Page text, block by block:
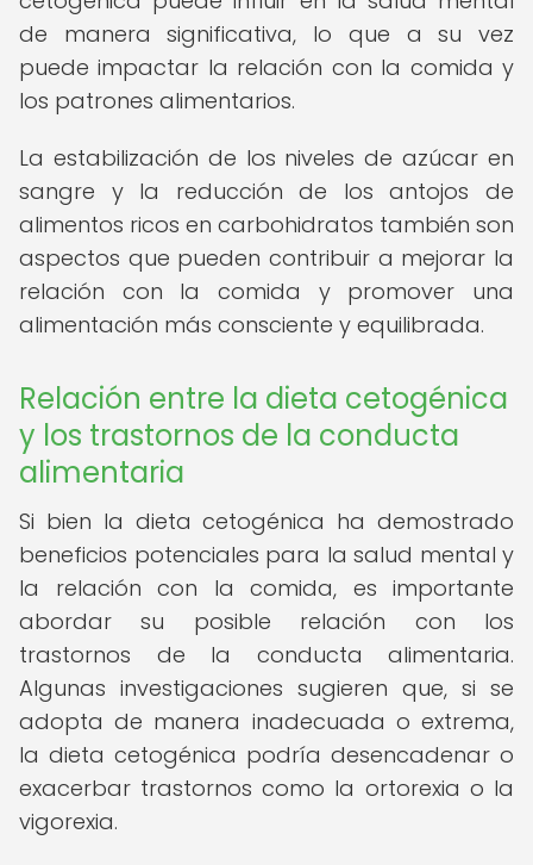
de manera significativa, lo que a su vez
puede impactar la relación con la comida y
los patrones alimentarios.
La estabilización de los niveles de azúcar en
sangre y la reducción de los antojos de
alimentos ricos en carbohidratos también son
aspectos que pueden contribuir a mejorar la
relación con la comida y promover una
alimentación más consciente y equilibrada.
Relación entre la dieta cetogénica
y los trastornos de la conducta
alimentaria
Si bien la dieta cetogénica ha demostrado
beneficios potenciales para la salud mental y
la relación con la comida, es importante
abordar su posible relación con los
trastornos de la conducta alimentaria.
Algunas investigaciones sugieren que, si se
adopta de manera inadecuada o extrema,
la dieta cetogénica podría desencadenar o
exacerbar trastornos como la ortorexia o la
vigorexia.